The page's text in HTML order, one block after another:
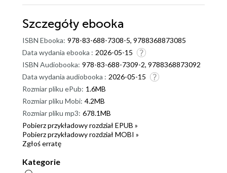
Szczegóły ebooka
ISBN Ebooka: 978-83-688-7308-5, 9788368873085
Data wydania ebooka : 2026-05-15
ISBN Audiobooka: 978-83-688-7309-2, 9788368873092
Data wydania audiobooka : 2026-05-15
Rozmiar pliku ePub: 1.6MB
Rozmiar pliku Mobi: 4.2MB
Rozmiar pliku mp3: 678.1MB
Pobierz przykładowy rozdział EPUB »
Pobierz przykładowy rozdział MOBI »
Zgłoś erratę
Kategorie